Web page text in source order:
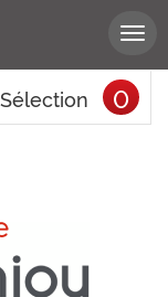
Sélection 0